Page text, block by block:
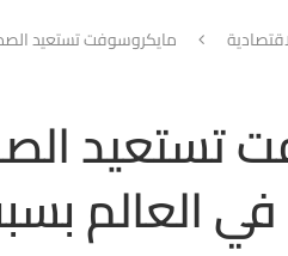
مايكروسوفت تستعيد
تستعيد
في العالم